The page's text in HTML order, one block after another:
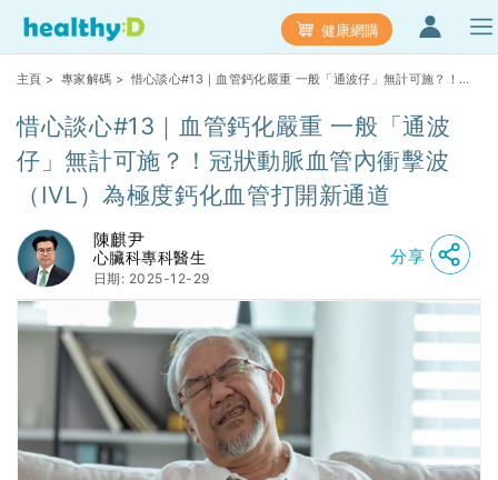
健康網購
主頁 > 專家解碼 > 惜心談心#13｜血管鈣化嚴重 一般「通波仔」無計可施？！冠
惜心談心#13｜血管鈣化嚴重 一般「通波
仔」無計可施？！冠狀動脈血管內衝擊波
（IVL）為極度鈣化血管打開新通道
陳麒尹
心臟科專科醫生
日期: 2025-12-29
分享